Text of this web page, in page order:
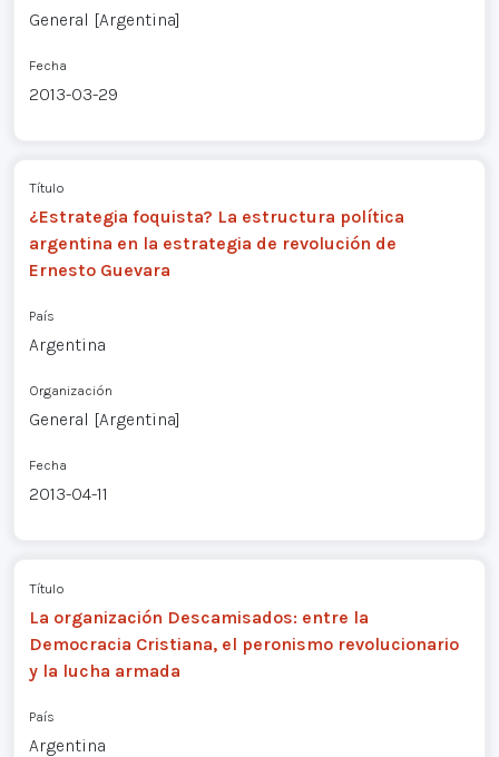
General [Argentina]
Fecha
2013-03-29
Título
¿Estrategia foquista? La estructura política
argentina en la estrategia de revolución de
Ernesto Guevara
País
Argentina
Organización
General [Argentina]
Fecha
2013-04-11
Título
La organización Descamisados: entre la
Democracia Cristiana, el peronismo revolucionario
y la lucha armada
País
Argentina